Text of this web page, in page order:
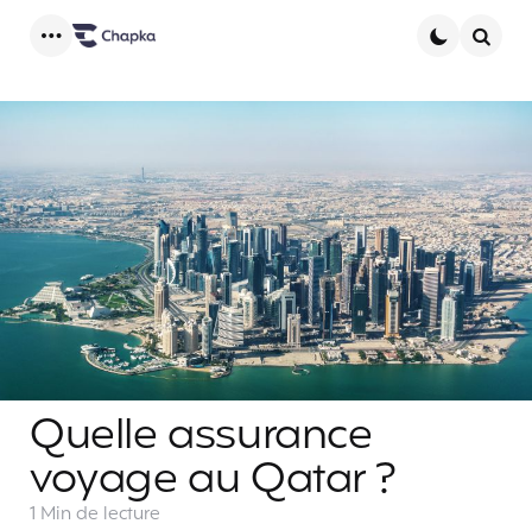
Quelle assurance
voyage au Qatar ?
1 Min de lecture